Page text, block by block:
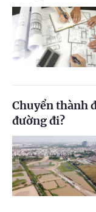
Chuyển thành
đường đi?